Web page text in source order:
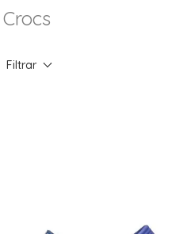
Crocs
Filtrar